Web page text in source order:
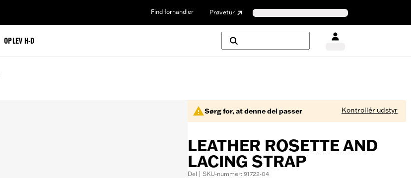
Find forhandler Prøvetur
OPLEV H-D
Sørg for, at denne del passer Kontrollér udstyr
LEATHER ROSETTE AND
LACING STRAP
Del | SKU-nummer: 91722-04